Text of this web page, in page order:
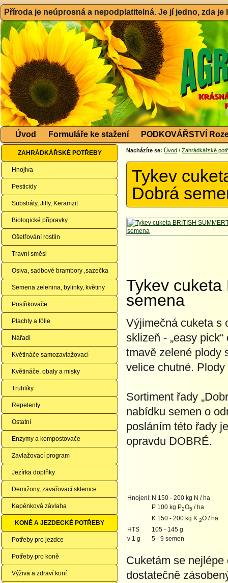
Příroda je neúprosná a nepodplatitelná. Je jí jedno, zda
Úvod Formuláře ke stažení PODKOVÁŘSTVÍ
ZAHRÁDKÁŘSKÉ POTŘEBY
Hnojiva
Pesticidy
Substráty, Jiffy, Keramzit
Biologické přípravky
Ošetřování rostlin
Travní směsi
Osiva, sadbové brambory ,sazečka
Semena zelenina, bylinky, květiny
Postřikovače
Plachty a fólie
Nářadí
Květináče samozavlažovací
Květináče, obaly a misky
Truhlíky
Repelenty
Ostatní
Enzymy a kompostovače
Zavlažovací program
Jezírka doplňky
Demižony, zavařovací sklenice
Kapénková závlaha
KONĚ A JEZDECKÉ POTŘEBY
Potřeby pro jezdce
Potřeby pro koně
Výživa a zdraví koní
Nacházíte se: Úvod / Zahrádkářské
Tykev
Dobrá
Tykev cuketa
semena
Výjimečná cuketa s
sklizeň - „easy
tmavě zelené plody
velice chutné.
Sortiment řady
nabídku semen o
posláním této řady
opravdu DOBRÉ.
Hnojení: N 150 - 200 kg N / ha
P 100 kg P2O5 / ha
K 150 - 200 kg K 2O / ha
HTS
105 - 145 g
v 1 g
5 - 9 semen
Cuketám se
dostatečně